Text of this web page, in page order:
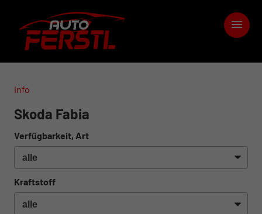
info
Skoda Fabia
Verfügbarkeit, Art
Kraftstoff